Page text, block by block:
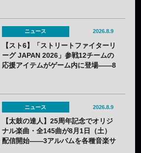
ニュース 2026.8.9
【スト6】「ストリートファイターリ
ーグ JAPAN 2026」参戦12チームの
応援アイテムがゲーム内に登場——8
ニュース 2026.8.9
【太鼓の達人】25周年記念でオリジ
ナル楽曲・全145曲が8月1日（土）
配信開始——3アルバムを各種音楽サ